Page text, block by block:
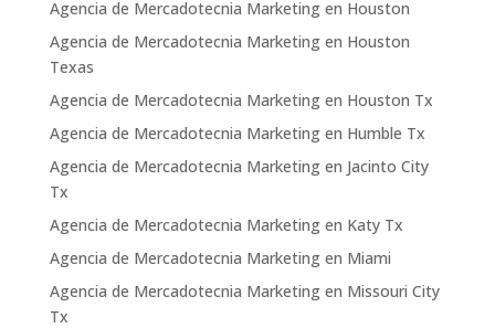
Agencia de Mercadotecnia Marketing en Houston
Agencia de Mercadotecnia Marketing en Houston
Texas
Agencia de Mercadotecnia Marketing en Houston Tx
Agencia de Mercadotecnia Marketing en Humble Tx
Agencia de Mercadotecnia Marketing en Jacinto City
Tx
Agencia de Mercadotecnia Marketing en Katy Tx
Agencia de Mercadotecnia Marketing en Miami
Agencia de Mercadotecnia Marketing en Missouri City
Tx